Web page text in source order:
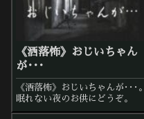
《洒落怖》おじいちゃん
が･･･
《洒落怖》おじいちゃんが･･･。
眠れない夜のお供にどうぞ。